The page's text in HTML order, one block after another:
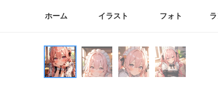
ホーム イラスト フォト